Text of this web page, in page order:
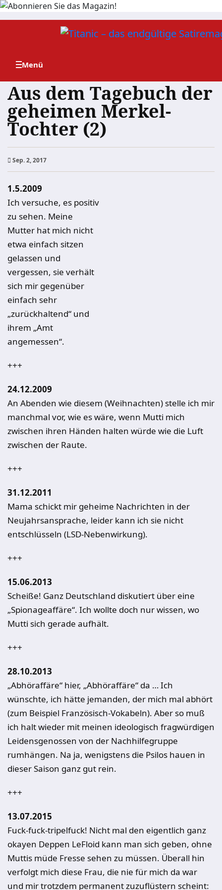
Zum
Aus dem Tagebuch der
geheimen Merkel-
Tochter (2)
Sep. 2, 2017
1.5.2009
Ich versuche, es positiv
zu sehen. Meine
Mutter hat mich nicht
etwa einfach sitzen
gelassen und
vergessen, sie verhält
sich mir gegenüber
einfach sehr
„zurückhaltend“ und
ihrem „Amt
angemessen“.
+++
24.12.2009
An Abenden wie diesem (Weihnachten) stelle ich mir
manchmal vor, wie es wäre, wenn Mutti mich
zwischen ihren Händen halten würde wie die Luft
zwischen der Raute.
+++
31.12.2011
Mama schickt mir geheime Nachrichten in der
Neujahrsansprache, leider kann ich sie nicht
entschlüsseln (LSD-Nebenwirkung).
+++
15.06.2013
Scheiße! Ganz Deutschland diskutiert über eine
„Spionageaffäre“. Ich wollte doch nur wissen, wo
Mutti sich gerade aufhält.
+++
28.10.2013
„Abhöraffäre“ hier, „Abhöraffäre“ da … Ich
wünschte, ich hätte jemanden, der mich mal abhört
(zum Beispiel Französisch-Vokabeln). Aber so muß
ich halt wieder mit meinen ideologisch fragwürdigen
Leidensgenossen von der Nachhilfegruppe
rumhängen. Na ja, wenigstens die Psilos hauen in
dieser Saison ganz gut rein.
+++
13.07.2015
Fuck-fuck-tripelfuck! Nicht mal den eigentlich ganz
okayen Deppen LeFloid kann man sich geben, ohne
Muttis müde Fresse sehen zu müssen. Überall hin
verfolgt mich diese Frau, die nie für mich da war
und mir trotzdem permanent zuzuflüstern scheint: